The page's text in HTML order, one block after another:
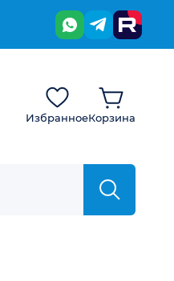
ИзбранноеКорзина